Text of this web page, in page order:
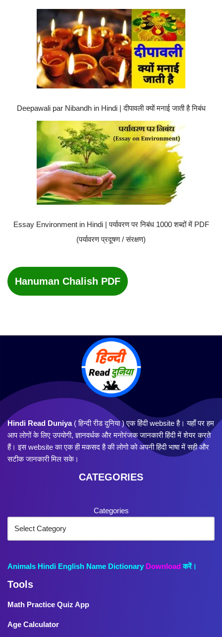
Deepawali par Nibandh in Hindi | दीपावली क्यों मनाई जाती है निबंध
Essay Environment in Hindi | पर्यावरण पर निबंध 1000 शब्दों में PDF
(पर्यावरण प्रदूषण / संरक्षण)
Hanuman Chalish PDF
Hindi Read Duniya( हिन्दी रीड दुनिया ) एक हिंदी website है। यहाँ पर हम
आप लोगों के लिए उपयोगी, ज्ञानवर्धक और मनोरंजक जानकारी हिंदी में शेयर करते
हैं। इस website का एक ही मकसद है की लोगो को अपनी हिंदी भाषा में सही और
सटीक जानकारी मिल सके।
CATEGORIES
Categories
Animals Hindi English Name Dictionary Download करें।
Tools
Math Practice Quiz App
Age Calculator